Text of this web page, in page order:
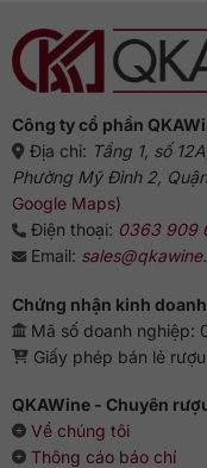
Gợi
ý
chuẩn
vị
từ
chuyên
Công ty cổ phần
Địa chỉ: Tầng 1, số
Phường Mỹ Đình 2,
Google Maps)
Điện thoại: 0363 909
Email:
Chứng nhận kinh doanh
Mã số doanh nghiệp:
Giấy phép bán lẻ
QKAWine - Chuyên
Về chúng tôi
Thông cáo báo chí